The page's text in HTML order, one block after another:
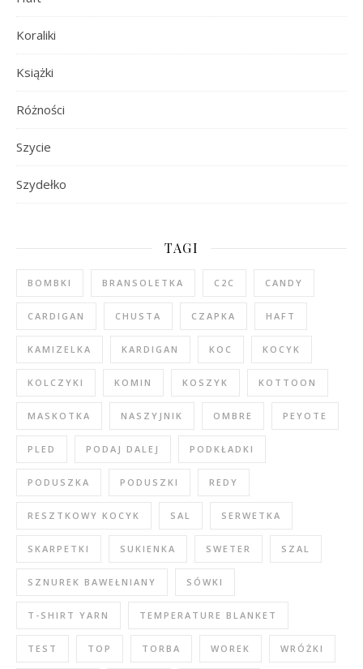
Koraliki
Książki
Różności
Szycie
Szydełko
TAGI
BOMBKI BRANSOLETKA C2C CANDY
CARDIGAN CHUSTA CZAPKA HAFT
KAMIZELKA KARDIGAN KOC KOCYK
KOLCZYKI KOMIN KOSZYK KOTTOON
MASKOTKA NASZYJNIK OMBRE PEYOTE
PLED PODAJ DALEJ PODKŁADKI
PODUSZKA PODUSZKI REDY
RESZTKOWY KOCYK SAL SERWETKA
SKARPETKI SUKIENKA SWETER SZAL
SZNUREK BAWEŁNIANY SÓWKI
T-SHIRT YARN TEMPERATURE BLANKET
TEST TOP TORBA WOREK WRÓŻKI